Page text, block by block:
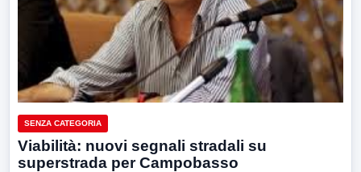
SENZA CATEGORIA
Viabilità: nuovi segnali stradali su
superstrada per Campobasso